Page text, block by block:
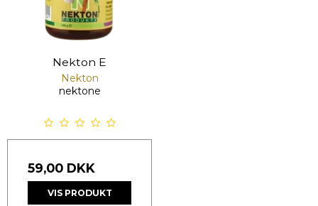
Nekton E
Nekton
nektone
59,00 DKK
VIS PRODUKT